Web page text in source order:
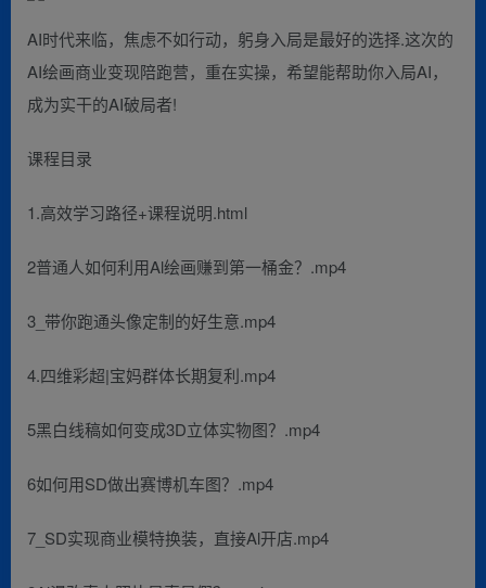
AI时代来临，焦虑不如行动，躬身入局是最好的选择.这次的
AI绘画商业变现陪跑营，重在实操，希望能帮助你入局AI，
成为实干的AI破局者!
课程目录
1.高效学习路径+课程说明.html
2普通人如何利用Al绘画赚到第一桶金？.mp4
3_带你跑通头像定制的好生意.mp4
4.四维彩超|宝妈群体长期复利.mp4
5黑白线稿如何变成3D立体实物图？.mp4
6如何用SD做出赛博机车图？.mp4
7_SD实现商业模特换装，直接Al开店.mp4